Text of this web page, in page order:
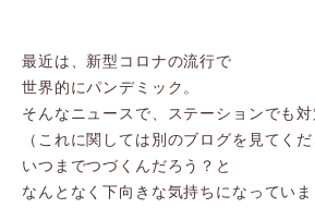
最近は、新型コロナの流行で
世界的にパンデミック。
そんなニュースで、ステーションでも
（これに関しては別のブログを見てくだ
いつまでつづくんだろう？と
なんとなく下向きな気持ちになっていま